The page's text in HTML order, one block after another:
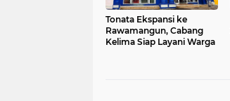
Tonata Ekspansi ke
Rawamangun, Cabang
Kelima Siap Layani Warga